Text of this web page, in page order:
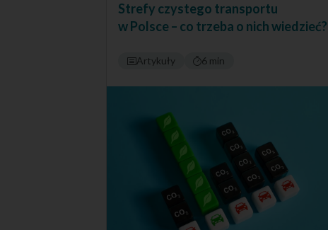
Strefy czystego transportu
w Polsce – co trzeba o nich wiedzieć?
Artykuły 6 min